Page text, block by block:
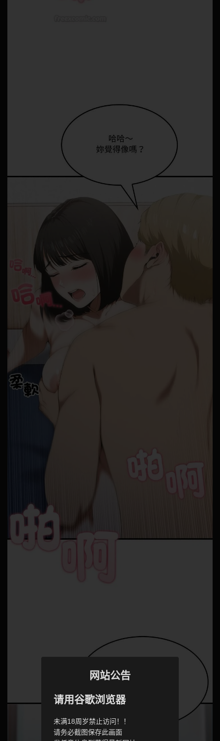
网站公告
请用谷歌浏览器
未满18周岁禁止访问！！
请务必截图保存此画面